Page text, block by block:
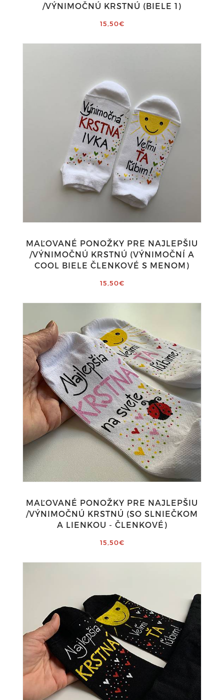
/VÝNIMOČNÚ KRSTNÚ (BIELE 1)
15,50€
MAĽOVANÉ PONOŽKY PRE NAJLEPŠIU
/VÝNIMOČNÚ KRSTNÚ (VÝNIMOČNÍ A
COOL BIELE ČLENKOVÉ S MENOM)
15,50€
MAĽOVANÉ PONOŽKY PRE NAJLEPŠIU
/VÝNIMOČNÚ KRSTNÚ (SO SLNIEČKOM
A LIENKOU - ČLENKOVÉ)
15,50€